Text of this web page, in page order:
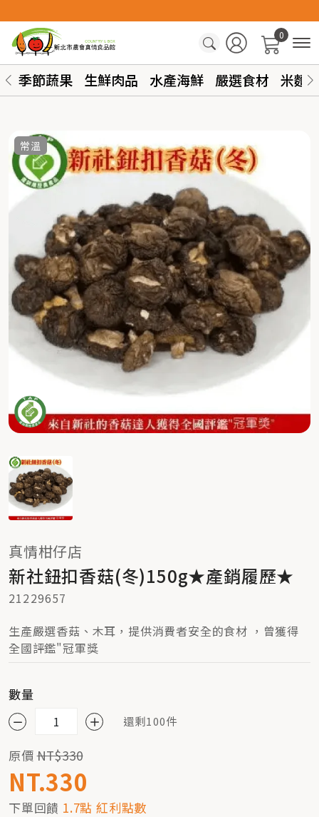
0
季節蔬果 生鮮肉品 水產海鮮 嚴選食材 米麵
常溫
真情柑仔店
新社鈕扣香菇(冬)150g★產銷履歷★
21229657
生產嚴選香菇、木耳，提供消費者安全的食材 ，曾獲得
全國評鑑"冠軍獎
數量
還剩100件
原價NT$330
NT.330
下單回饋 1.7點 紅利點數